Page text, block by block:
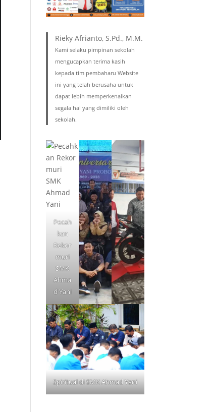
Rieky Afrianto, S.Pd., M.M.
Kami selaku pimpinan sekolah
mengucapkan terima kasih
kepada tim pembaharu Website
ini yang telah berusaha untuk
dapat lebih memperkenalkan
segala hal yang dimiliki oleh
sekolah.
Pecah
kan
Rekor
muri
SMK
Ahma
d Yani
Spiritual di SMK Ahmad Yani